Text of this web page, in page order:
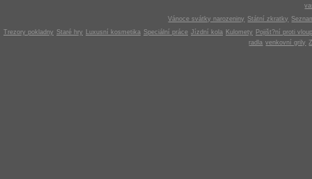
Vánoce svátky narozeniny Státní zkratky
Trezory pokladny Staré hry Luxusní kosmetika Speciální práce Jízdní kola Kulomety
Pojišt?ní proti
radla venkovní grily